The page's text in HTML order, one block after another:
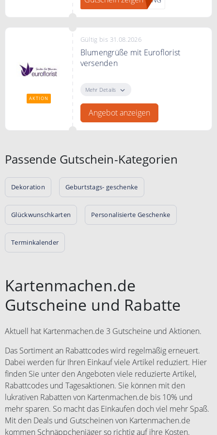
AKTION
Gültig bis 31.08.2026
Blumengrüße mit Euroflorist
versenden
versenden
Mehr Details
Angebot anzeigen
Passende Gutschein-Kategorien
Dekoration Geburtstags- geschenke
Glückwunschkarten Personalisierte Geschenke
Terminkalender
Kartenmachen.de
Gutscheine und Rabatte
Aktuell hat Kartenmachen.de 3 Gutscheine und Aktionen.
Das Sortiment an Rabattcodes wird regelmäßig erneuert.
Dabei werden für Ihren Einkauf viele Artikel reduziert. Hier
finden Sie unter den Angeboten viele reduzierte Artikel,
Rabattcodes und Tagesaktionen. Sie können mit den
lukrativen Rabatten von Kartenmachen.de bis 10% und
mehr sparen. So macht das Einkaufen doch viel mehr Spaß.
Mit den Deals und Gutscheinen von Kartenmachen.de
kommen Schnäppchenjäger so richtig auf ihre Kosten.